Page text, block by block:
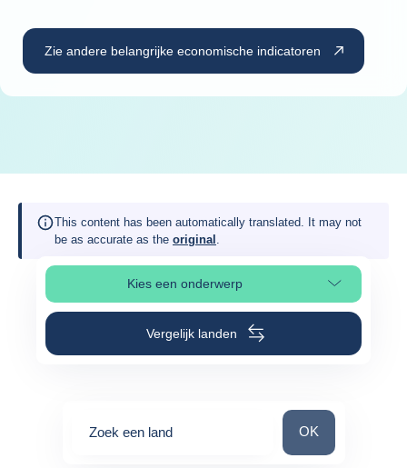
Zie andere belangrijke economische indicatoren
This content has been automatically translated. It may not
be as accurate as the original .
Kies een onderwerp
Selecteer paginasectie
Vergelijk landen
Zoek een land Zoek een land
OK